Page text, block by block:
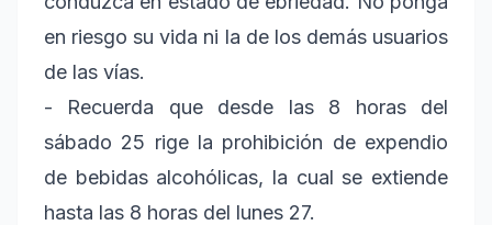
en riesgo su vida ni la de los demás usuarios
de las vías.
- Recuerda que desde las 8 horas del
sábado 25 rige la prohibición de expendio
de bebidas alcohólicas, la cual se extiende
hasta las 8 horas del lunes 27.